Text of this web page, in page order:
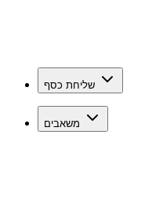
שליחת כסף
משאבים